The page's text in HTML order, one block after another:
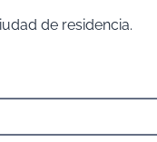
de residencia.